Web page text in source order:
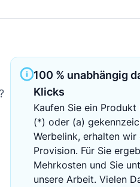
Sichere Geldanlagen
EZB-Leitzins
100 % unabhängig
Klicks
Kaufen Sie ein
(*) oder (a)
Werbelink, erhalten wir
Provision. Für Sie
Mehrkosten und Sie
unsere Arbeit. Vielen